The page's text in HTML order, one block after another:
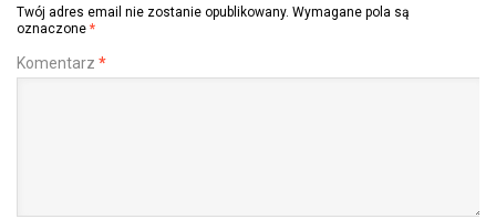
Twój adres email nie zostanie opublikowany. Wymagane pola są
oznaczone *
Komentarz *